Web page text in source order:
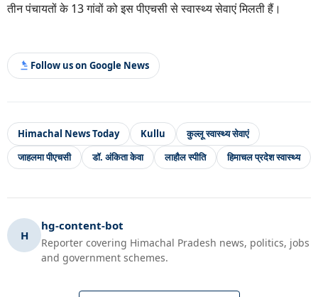
तीन पंचायतों के 13 गांवों को इस पीएचसी से स्वास्थ्य सेवाएं मिलती हैं।
Follow us on Google News
Himachal News Today Kullu
कुल्लू स्वास्थ्य सेवाएं
जाहलमा पीएचसी
डॉ. अंकिता केवा लाहौल स्पीति हिमाचल प्रदेश स्वास्थ्य
H
hg-content-bot
Reporter covering Himachal Pradesh news, politics, jobs
and government schemes.